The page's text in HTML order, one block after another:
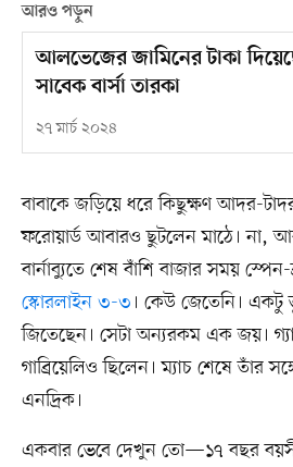
আরও পড়ুন
আলভেজের জামিনের টাকা
সাবেক বার্সা তারকা
২৭ মার্চ ২০২৪
বাবাকে জড়িয়ে ধরে কিছুক্ষণ আদর-
ফরোয়ার্ড আবারও ছুটলেন মাঠে। না,
বার্নাব্যুতে শেষ বাঁশি বাজার সময়
স্কোরলাইন ৩-৩ । কেউ জেতেনি।
জিতেছেন। সেটা অন্যরকম এক জয়।
গাব্রিয়েলিও ছিলেন। ম্যাচ শেষে তাঁর
এনদ্রিক।
একবার ভেবে দেখুন তো—১৭ বছর